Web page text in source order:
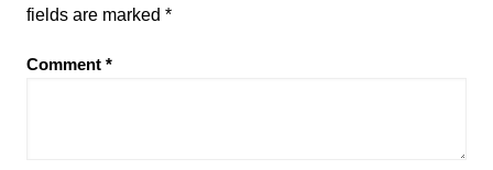
fields are marked *
Comment *